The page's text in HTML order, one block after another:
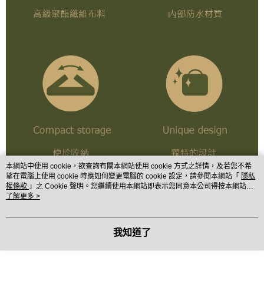
本網站中使用 cookie，欲查詢有關本網站使用 cookie 方式之詳情，及若您不希
望在電腦上使用 cookie 時應如何變更電腦的 cookie 設定，請參閱本網站「 隱私
權條款 」之 Cookie 聲明。您繼續使用本網站即表示您同意本公司得按本網站使
用條款之 Cookie 聲明使用 cookie。
了解更多 >
我知道了